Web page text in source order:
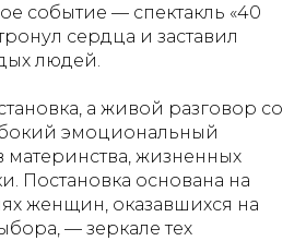
событие — спектакль «40
сердца и заставил
людей.
а живой разговор со
эмоциональный
материнства, жизненных
Постановка основана на
женщин, оказавшихся на
— зеркале тех